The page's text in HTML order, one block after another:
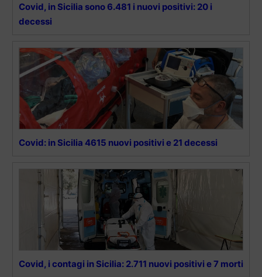
Covid, in Sicilia sono 6.481 i nuovi positivi: 20 i
decessi
Covid: in Sicilia 4615 nuovi positivi e 21 decessi
Covid, i contagi in Sicilia: 2.711 nuovi positivi e 7 morti